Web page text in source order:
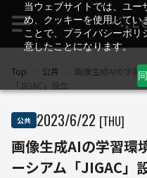
当ウェブサイトでは、ユー
め、クッキーを使用してい
ことで、プライバシーポリ
意したことになります。
Top 公共
画像生成AIの学習
「JIGAC」設立
公共 2023/6/22 [THU]
画像生成AIの学習環
ーシアム「JIGAC」